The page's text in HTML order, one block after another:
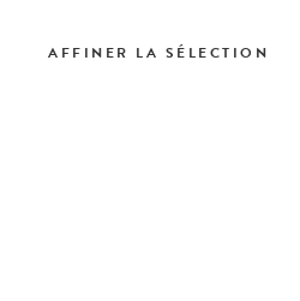
AFFINER LA SÉLECTION